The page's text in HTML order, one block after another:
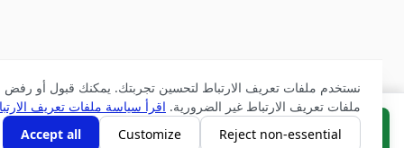
اشتر الآن أضف إلى السلة
نستخدم ملفات تعريف الارتباط لتحسين تجربتك. يمكنك قبول أو رفض
ملفات تعريف الارتباط غير الضرورية. اقرأ سياسة ملفات تعريف الارتباط
Reject non-essential
Customize
Accept all